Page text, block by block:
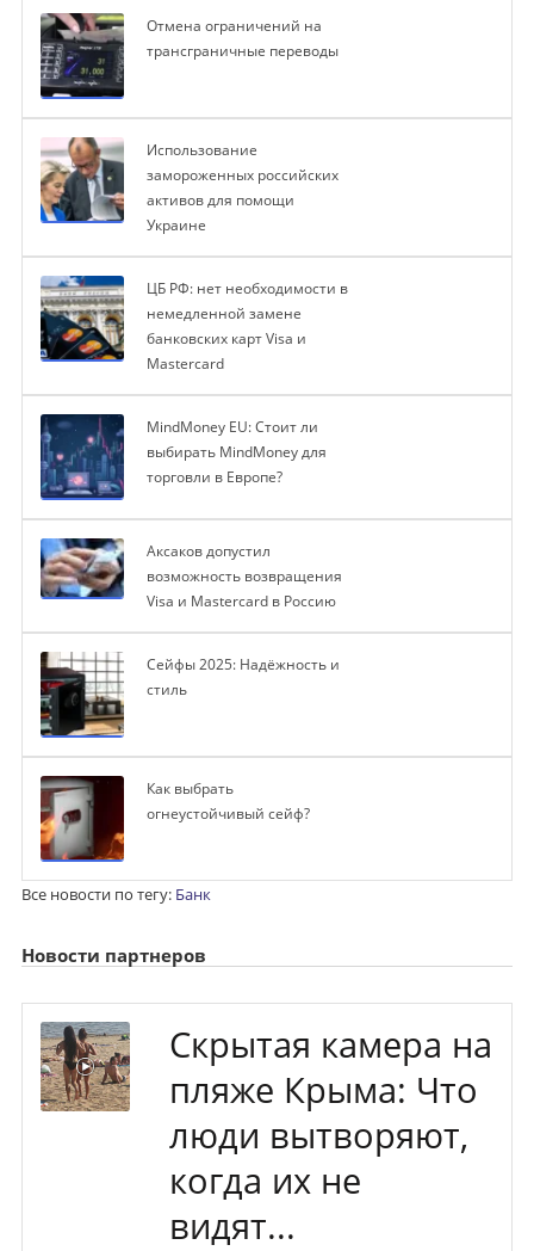
Отмена ограничений на
трансграничные переводы
Использование
замороженных российских
активов для помощи
Украине
ЦБ РФ: нет необходимости в
немедленной замене
банковских карт Visa и
Mastercard
MindMoney EU: Стоит ли
выбирать MindMoney для
торговли в Европе?
Аксаков допустил
возможность возвращения
Visa и Mastercard в Россию
Сейфы 2025: Надёжность и
стиль
Как выбрать
огнеустойчивый сейф?
Все новости по тегу: Банк
Новости партнеров
Скрытая камера на
пляже Крыма: Что
люди вытворяют,
когда их не
видят...